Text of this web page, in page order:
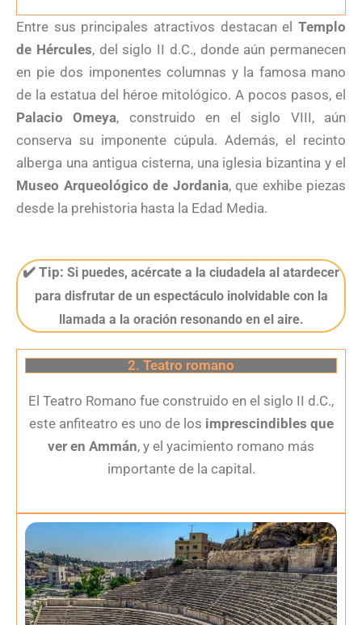
Entre sus principales atractivos destacan el Templo
de Hércules, del siglo II d.C., donde aún permanecen
en pie dos imponentes columnas y la famosa mano
de la estatua del héroe mitológico. A pocos pasos, el
Palacio Omeya, construido en el siglo VIII, aún
conserva su imponente cúpula. Además, el recinto
alberga una antigua cisterna, una iglesia bizantina y el
Museo Arqueológico de Jordania, que exhibe piezas
desde la prehistoria hasta la Edad Media.
✔️ Tip: Si puedes, acércate a la ciudadela al atardecer
para disfrutar de un espectáculo inolvidable con la
llamada a la oración resonando en el aire.
2. Teatro romano
El Teatro Romano fue construido en el siglo II d.C.,
este anfiteatro es uno de los imprescindibles que
ver en Ammán, y el yacimiento romano más
importante de la capital.